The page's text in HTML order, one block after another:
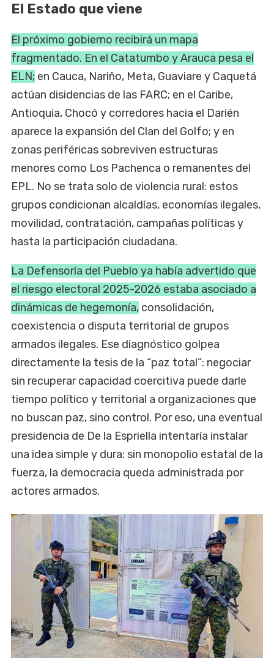
El Estado que viene
El próximo gobierno recibirá un mapa
fragmentado. En el Catatumbo y Arauca pesa el
ELN; en Cauca, Nariño, Meta, Guaviare y Caquetá
actúan disidencias de las FARC; en el Caribe,
Antioquia, Chocó y corredores hacia el Darién
aparece la expansión del Clan del Golfo; y en
zonas periféricas sobreviven estructuras
menores como Los Pachenca o remanentes del
EPL. No se trata solo de violencia rural: estos
grupos condicionan alcaldías, economías ilegales,
movilidad, contratación, campañas políticas y
hasta la participación ciudadana.
La Defensoría del Pueblo ya había advertido que
el riesgo electoral 2025-2026 estaba asociado a
dinámicas de hegemonía, consolidación,
coexistencia o disputa territorial de grupos
armados ilegales. Ese diagnóstico golpea
directamente la tesis de la “paz total”: negociar
sin recuperar capacidad coercitiva puede darle
tiempo político y territorial a organizaciones que
no buscan paz, sino control. Por eso, una eventual
presidencia de De la Espriella intentaría instalar
una idea simple y dura: sin monopolio estatal de la
fuerza, la democracia queda administrada por
actores armados.